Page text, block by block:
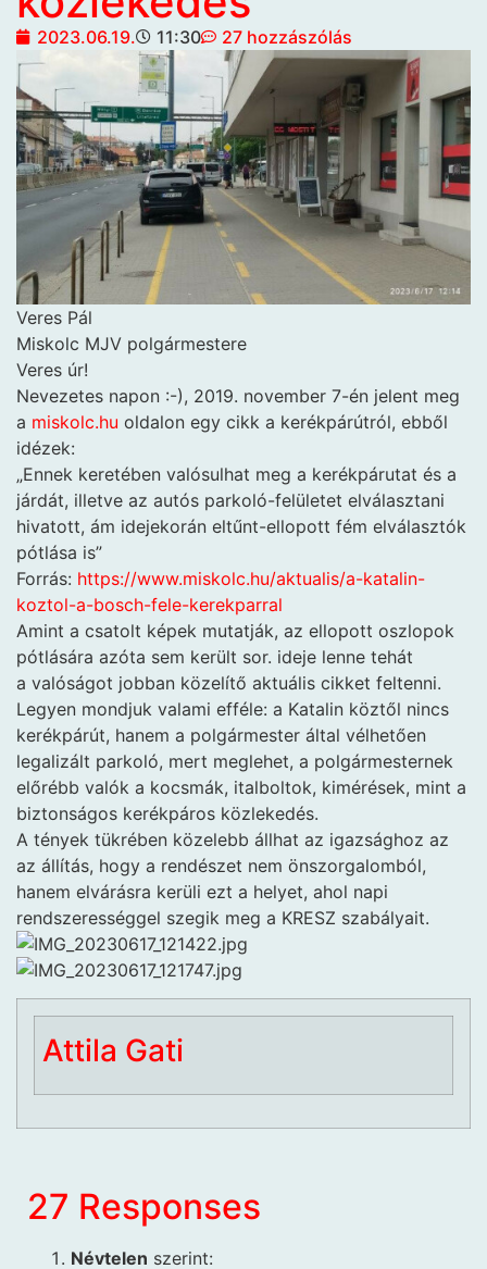
2023.06.19. 11:30 27 hozzászólás
Veres Pál
Miskolc MJV polgármestere
Veres úr!
Nevezetes napon :-), 2019. november 7-én jelent meg
a miskolc.hu oldalon egy cikk a kerékpárútról, ebből
idézek:
„Ennek keretében valósulhat meg a kerékpárutat és a
járdát, illetve az autós parkoló-felületet elválasztani
hivatott, ám idejekorán eltűnt-ellopott fém elválasztók
pótlása is”
Forrás: https://www.miskolc.hu/aktualis/a-katalin-
koztol-a-bosch-fele-kerekparral
Amint a csatolt képek mutatják, az ellopott oszlopok
pótlására azóta sem került sor. ideje lenne tehát
a valóságot jobban közelítő aktuális cikket feltenni.
Legyen mondjuk valami efféle: a Katalin köztől nincs
kerékpárút, hanem a polgármester által vélhetően
legalizált parkoló, mert meglehet, a polgármesternek
előrébb valók a kocsmák, italboltok, kimérések, mint a
biztonságos kerékpáros közlekedés.
A tények tükrében közelebb állhat az igazsághoz az
az állítás, hogy a rendészet nem önszorgalomból,
hanem elvárásra kerüli ezt a helyet, ahol napi
rendszerességgel szegik meg a KRESZ szabályait.
Attila Gati
27 Responses
Névtelen szerint: